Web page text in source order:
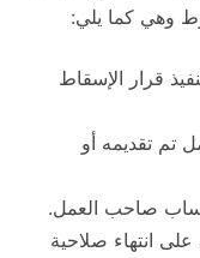
وهي كما يلي:
قرار الإسقاط
تم تقديمه أو
صاحب العمل.
انتهاء صلاحية